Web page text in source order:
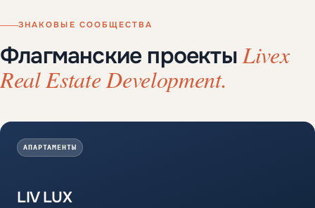
ЗНАКОВЫЕ СООБЩЕСТВА
Флагманские проектыLivex
Real Estate Development.
АПАРТАМЕНТЫ
LIV LUX